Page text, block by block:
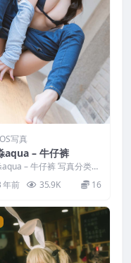
写真
aqua – 牛仔裤
– 牛仔裤 写真分类：
，参与模特：水淼aqua
大小]：...
年前 35.9K 16